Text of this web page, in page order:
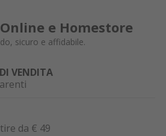
e Homestore
sicuro e affidabile.
VENDITA
da € 49